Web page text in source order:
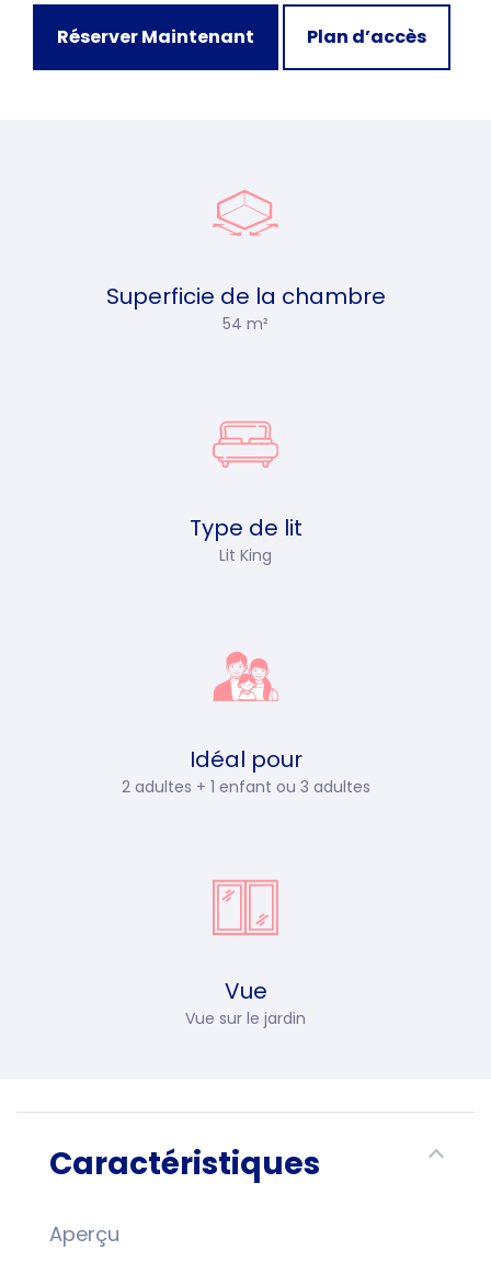
Réserver Maintenant Plan d’accès
Superficie de la chambre
54 m²
Type de lit
Lit King
Idéal pour
2 adultes + 1 enfant ou 3 adultes
Vue
Vue sur le jardin
Caractéristiques
Aperçu